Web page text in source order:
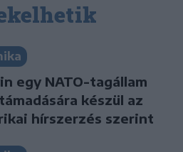
egy NATO-tagállam
készül az
hírszerzés szerint